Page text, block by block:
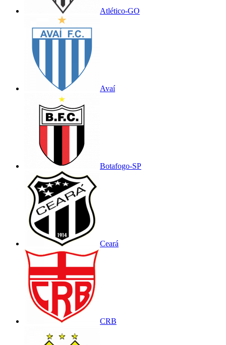
Atlético-GO
Avaí
Botafogo-SP
Ceará
CRB